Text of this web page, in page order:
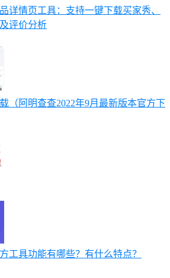
详情页工具：支持一键下载买家秀、
评价分析
（阿明查查2022年9月最新版本官方下
工具功能有哪些？有什么特点？